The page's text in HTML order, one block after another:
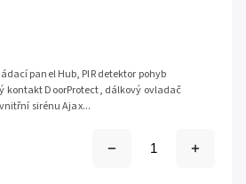
panel Hub, PIR detektor pohyb
kontakt DoorProtect, dálkový ovladač
sirénu Ajax...